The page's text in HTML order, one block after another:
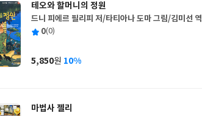
테오와 할머니의 정원
글
쓴
드니 피에르 필리피 저/타티아나 도마 그림/김미선 역
출
사
평 0(0)
가
5,850원 10%
마법사 젤리